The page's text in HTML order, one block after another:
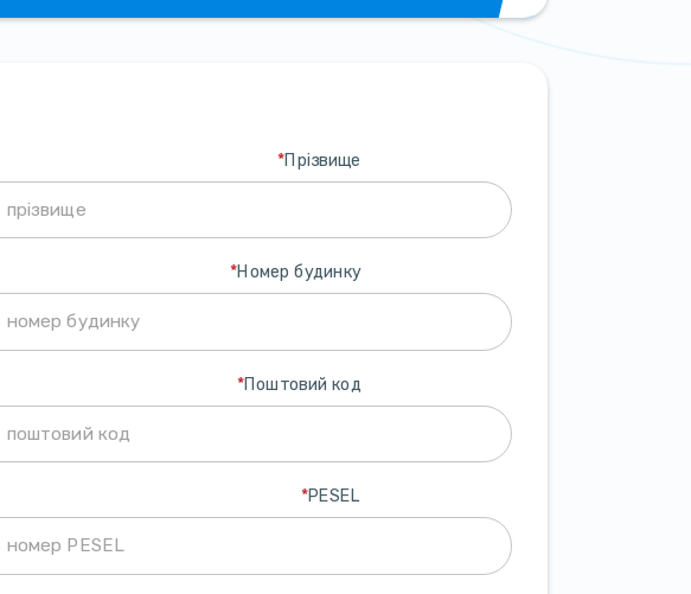
Прізвище
*
Номер будинку
*
Поштовий код
*
PESEL
*